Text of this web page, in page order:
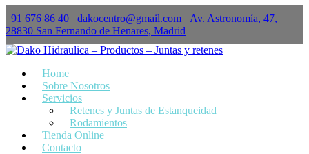
91 676 86 40 dakocentro@gmail.com
Av. Astronomía, 47,
28830 San Fernando de Henares, Madrid
Home
Sobre Nosotros
Servicios
Retenes y Juntas de Estanqueidad
Rodamientos
Tienda Online
Contacto